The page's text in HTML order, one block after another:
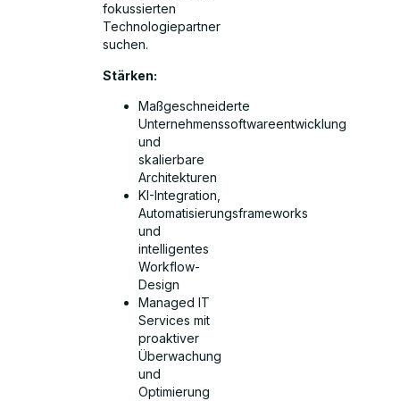
fokussierten
Technologiepartner
suchen.
Stärken:
Maßgeschneiderte
Unternehmenssoftwareentwicklung
und
skalierbare
Architekturen
KI-Integration,
Automatisierungsframeworks
und
intelligentes
Workflow-
Design
Managed IT
Services mit
proaktiver
Überwachung
und
Optimierung